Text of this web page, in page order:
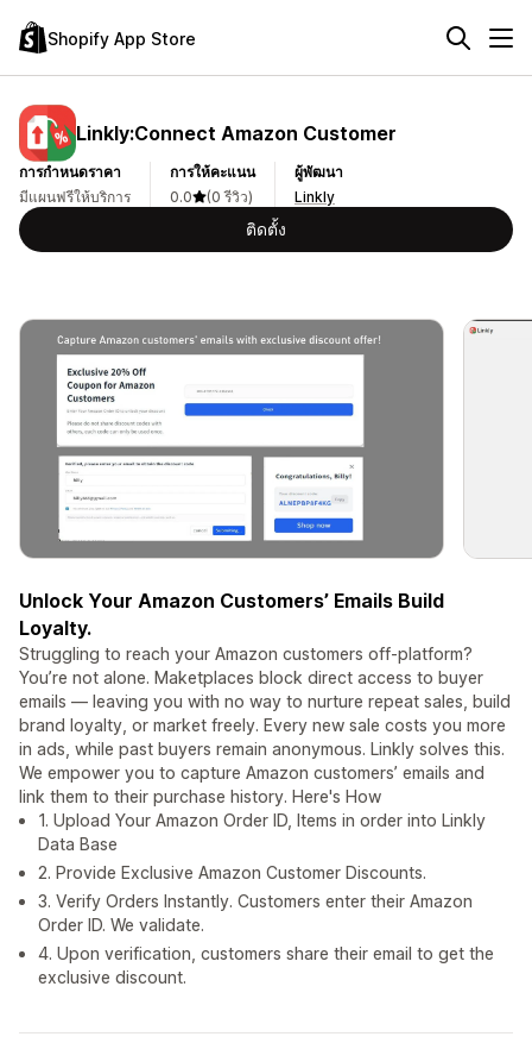
Shopify App Store
Linkly:Connect Amazon Customer
การกำหนดราคา
มีแผนฟรีให้บริการ
การให้คะแนน
0.0
(0 รีวิว)
ผู้พัฒนา
Linkly
ติดตั้ง
Unlock Your Amazon Customers’ Emails Build
Loyalty.
Struggling to reach your Amazon customers off-platform?
You’re not alone. Maketplaces block direct access to buyer
emails — leaving you with no way to nurture repeat sales, build
brand loyalty, or market freely. Every new sale costs you more
in ads, while past buyers remain anonymous. Linkly solves this.
We empower you to capture Amazon customers’ emails and
link them to their purchase history. Here's How
1. Upload Your Amazon Order ID, Items in order into Linkly
Data Base
2. Provide Exclusive Amazon Customer Discounts.
3. Verify Orders Instantly. Customers enter their Amazon
Order ID. We validate.
4. Upon verification, customers share their email to get the
exclusive discount.